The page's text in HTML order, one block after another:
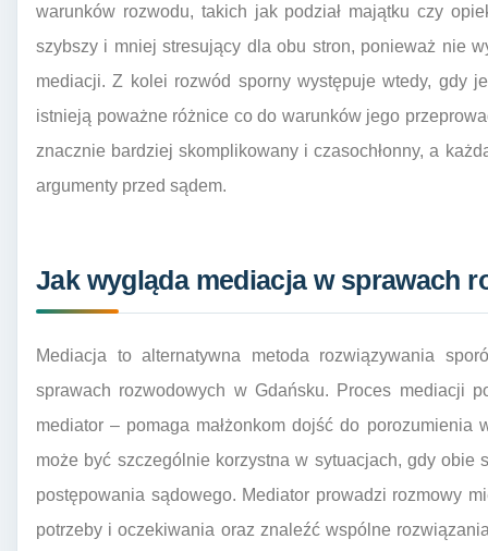
warunków rozwodu, takich jak podział majątku czy
szybszy i mniej stresujący dla obu stron, ponieważ nie
mediacji. Z kolei rozwód sporny występuje wtedy, gdy
istnieją poważne różnice co do warunków jego
znacznie bardziej skomplikowany i czasochłonny, a
argumenty przed sądem.
Jak wygląda mediacja w sprawach
Mediacja to alternatywna metoda rozwiązywania
sprawach rozwodowych w Gdańsku. Proces mediacji
mediator – pomaga małżonkom dojść do porozumienia
może być szczególnie korzystna w sytuacjach, gdy obie
postępowania sądowego. Mediator prowadzi rozmowy
potrzeby i oczekiwania oraz znaleźć wspólne